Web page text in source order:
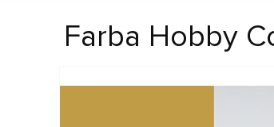
Farba Hobby